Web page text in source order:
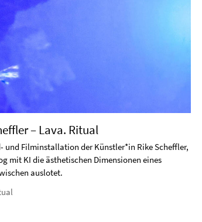
– Lava. Ritual
und Filminstallation der Künstler*in Rike Scheffler,
mit KI die ästhetischen Dimensionen eines
auslotet.